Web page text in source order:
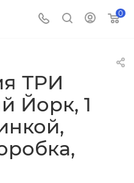
0
ТРИ
Йорк, 1